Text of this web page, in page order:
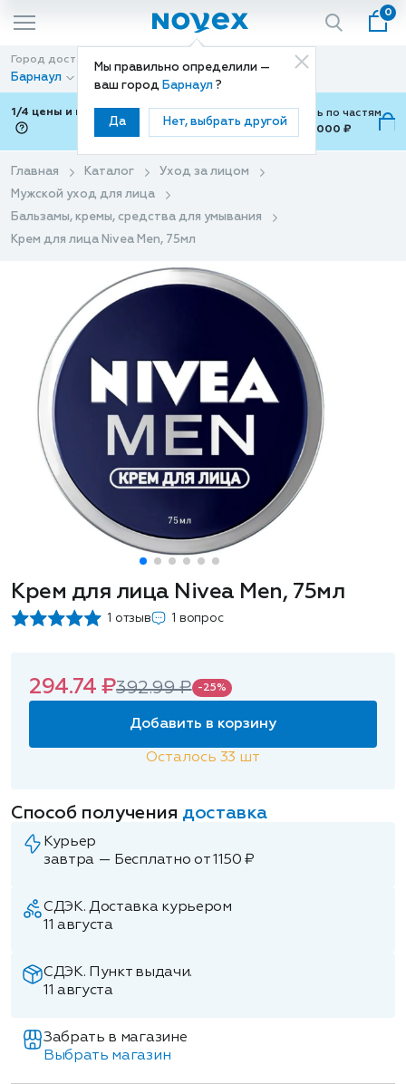
Мы правильно определили —
ваш город Барнаул ?
Да Нет, выбрать другой
0
Город доставки
Барнаул
Способ доставки
Доставка
1/4 цены и покупки ваши с Подели
Можно оплатить по частям
от 700 ₽ до 15,000 ₽
Главная Каталог
Уход за лицом
Мужской уход для лица
Бальзамы, кремы, средства для умывания
Крем для лица Nivea Men, 75мл
Крем для лица Nivea Men, 75мл
1 отзыв 1 вопрос
294.74 ₽392.99 ₽ -25%
Добавить в корзину
Осталось 33 шт
Способ получения доставка
Курьер
завтра — Бесплатно от 1150 ₽
СДЭК. Доставка курьером
11 августа
СДЭК. Пункт выдачи.
11 августа
Забрать в магазине
Выбрать магазин